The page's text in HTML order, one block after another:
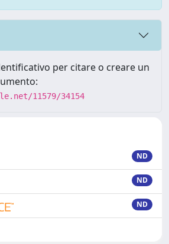
per citare o creare un
11579/34154
ND
ND
ND